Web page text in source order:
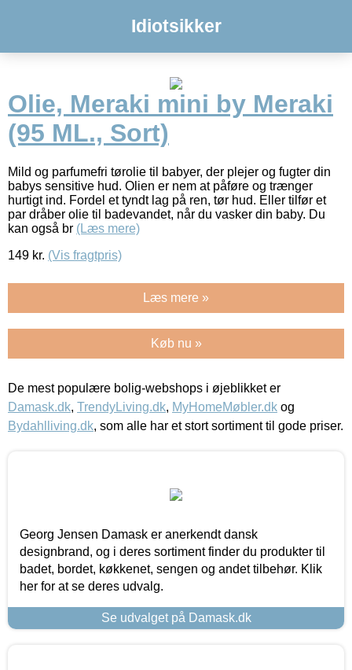
Idiotsikker
Olie, Meraki mini by Meraki
(95 ML., Sort)
Mild og parfumefri tørolie til babyer, der plejer og fugter din
babys sensitive hud. Olien er nem at påføre og trænger
hurtigt ind. Fordel et tyndt lag på ren, tør hud. Eller tilfør et
par dråber olie til badevandet, når du vasker din baby. Du
kan også br (Læs mere)
149 kr. (Vis fragtpris)
Læs mere »
Køb nu »
De mest populære bolig-webshops i øjeblikket er
Damask.dk, TrendyLiving.dk, MyHomeMøbler.dk og
Bydahlliving.dk, som alle har et stort sortiment til gode priser.
Georg Jensen Damask er anerkendt dansk
designbrand, og i deres sortiment finder du produkter til
badet, bordet, køkkenet, sengen og andet tilbehør. Klik
her for at se deres udvalg.
Se udvalget på Damask.dk